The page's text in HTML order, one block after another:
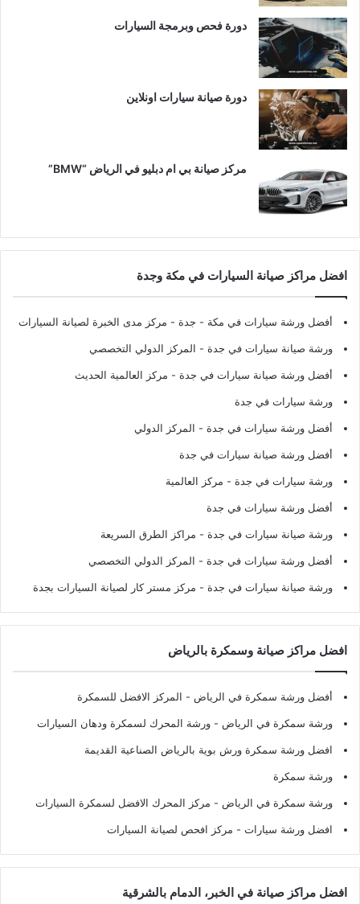
دورة فحص وبرمجة السيارات
دورة صيانة سيارات اونلاين
مركز صيانة بي ام دبليو في الرياض “BMW”
افضل مراكز صيانة السيارات في مكة وجدة
أفضل ورشة سيارات في مكة - جدة - مركز مدى الخبرة لصيانة السيارات
ورشة صيانة سيارات في جدة - المركز الدولي التخصصي
أفضل ورشة صيانة سيارات في جدة - مركز العالمية الحديث
ورشة سيارات في جدة
أفضل ورشة سيارات في جدة - المركز الدولي
أفضل ورشة صيانة سيارات في جدة
ورشة سيارات في جدة - مركز العالمية
أفضل ورشة سيارات في جدة
ورشة صيانة سيارات في جدة - مراكز الطرق السريعة
أفضل ورشة سيارات في جدة - المركز الدولي التخصصي
ورشة صيانة سيارات في جدة - مركز مستر كار لصيانة السيارات بجدة
افضل مراكز صيانة وسمكرة بالرياض
أفضل ورشة سمكرة في الرياض - المركز الافضل للسمكرة
ورشة سمكرة في الرياض - ورشة المحرك لسمكرة ودهان السيارات
افضل ورشة سمكرة ورش بوية بالرياض الصناعية القديمة
ورشة سمكرة
ورشة سمكرة في الرياض - مركز المحرك الافضل لسمكرة السيارات
افضل ورشة سيارات - مركز افحص لصيانة السيارات
افضل مراكز صيانة في الخبر، الدمام بالشرقية